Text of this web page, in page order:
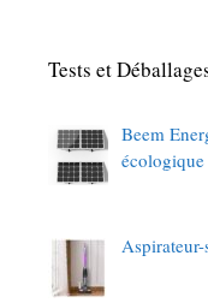
Tests et
Beem
écologique